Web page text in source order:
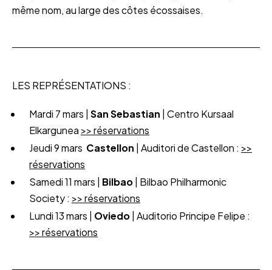
même nom, au large des côtes écossaises.
LES REPRÉSENTATIONS :
Mardi 7 mars | San Sebastian | Centro Kursaal
Elkargunea >> réservations
Jeudi 9 mars Castellon | Auditori de Castellon : >>
réservations
Samedi 11 mars | Bilbao | Bilbao Philharmonic
Society : >> réservations
Lundi 13 mars | Oviedo | Auditorio Principe Felipe :
>> réservations